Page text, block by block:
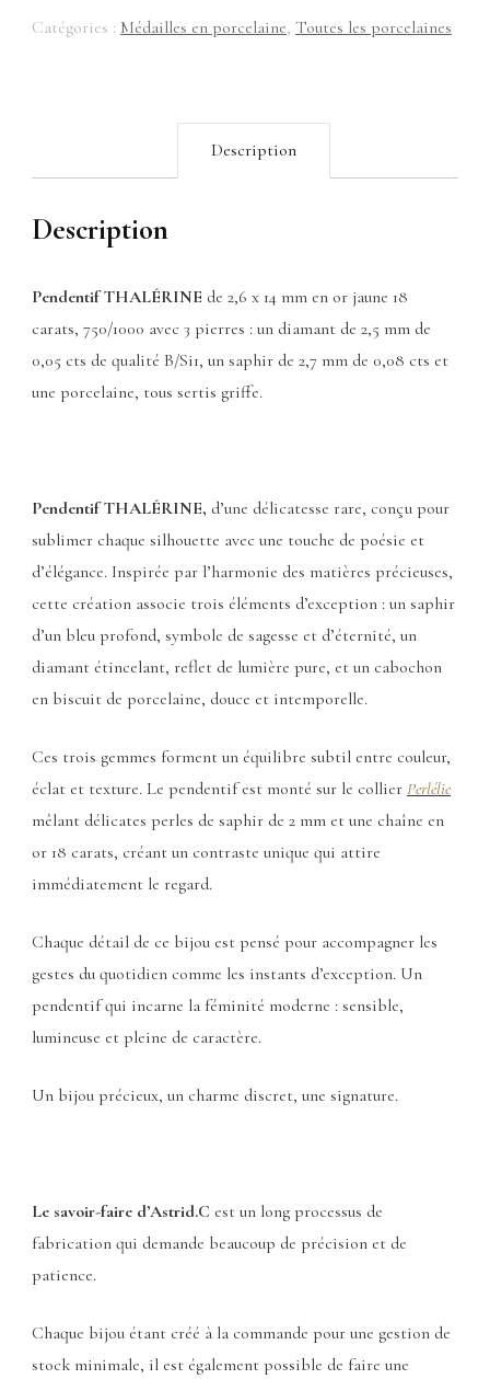
Catégories : Médailles en porcelaine, Toutes les porcelaines
Description
Description
Pendentif THALÉRINE de 2,6 x 14 mm en or jaune 18
carats, 750/1000 avec 3 pierres : un diamant de 2,5 mm de
0,05 cts de qualité B/Si1, un saphir de 2,7 mm de 0,08 cts et
une porcelaine, tous sertis griffe.
Pendentif THALÉRINE, d’une délicatesse rare, conçu pour
sublimer chaque silhouette avec une touche de poésie et
d’élégance. Inspirée par l’harmonie des matières précieuses,
cette création associe trois éléments d’exception : un saphir
d’un bleu profond, symbole de sagesse et d’éternité, un
diamant étincelant, reflet de lumière pure, et un cabochon
en biscuit de porcelaine, douce et intemporelle.
Ces trois gemmes forment un équilibre subtil entre couleur,
éclat et texture. Le pendentif est monté sur le collier Perlélie
mêlant délicates perles de saphir de 2 mm et une chaîne en
or 18 carats, créant un contraste unique qui attire
immédiatement le regard.
Chaque détail de ce bijou est pensé pour accompagner les
gestes du quotidien comme les instants d’exception. Un
pendentif qui incarne la féminité moderne : sensible,
lumineuse et pleine de caractère.
Un bijou précieux, un charme discret, une signature.
Le savoir-faire d’Astrid.C est un long processus de
fabrication qui demande beaucoup de précision et de
patience.
Chaque bijou étant créé à la commande pour une gestion de
stock minimale, il est également possible de faire une